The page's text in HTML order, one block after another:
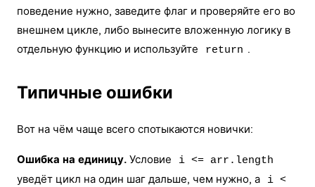
поведение нужно, заведите флаг и проверяйте его во
внешнем цикле, либо вынесите вложенную логику в
отдельную функцию и используйте
return .
Типичные ошибки
Вот на чём чаще всего спотыкаются новички:
Ошибка на единицу. Условие i <= arr.length
уведёт цикл на один шаг дальше, чем нужно, а
i <